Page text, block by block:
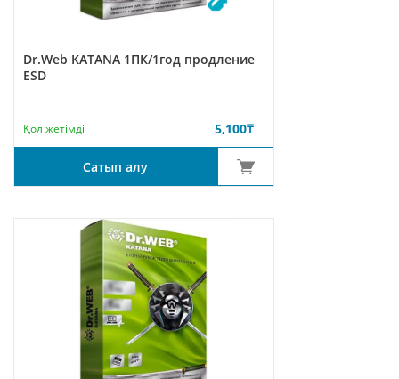
Dr.Web KATANA 1ПК/1год продление
ESD
Қол жетімді 5,100₸
Сатып алу